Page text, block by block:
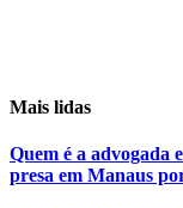
Mais lidas
Quem é a advogada
presa em Manaus